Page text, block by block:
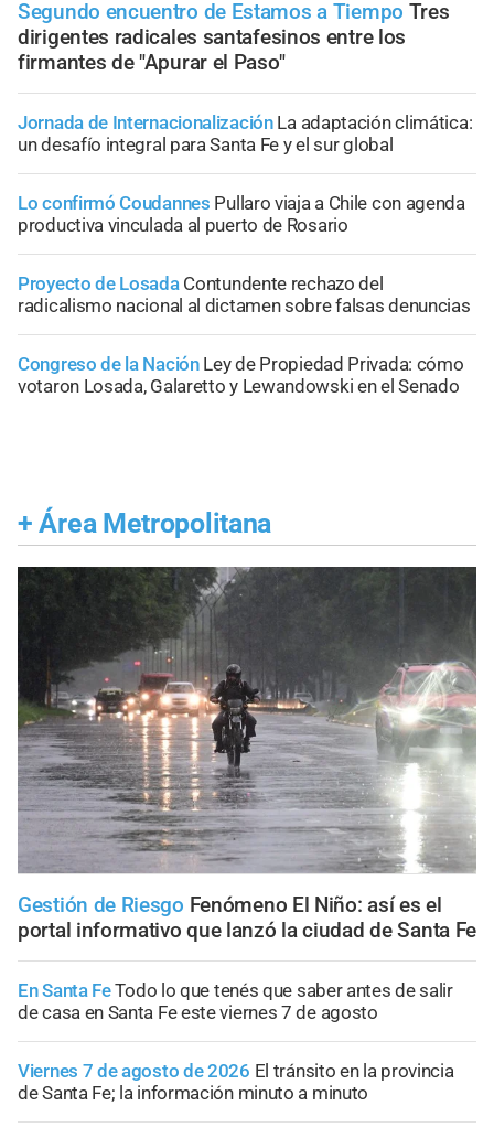
Segundo encuentro de Estamos a Tiempo Tres
dirigentes radicales santafesinos entre los
firmantes de "Apurar el Paso"
Jornada de Internacionalización La adaptación climática:
un desafío integral para Santa Fe y el sur global
Lo confirmó Coudannes Pullaro viaja a Chile con agenda
productiva vinculada al puerto de Rosario
Proyecto de Losada Contundente rechazo del
radicalismo nacional al dictamen sobre falsas denuncias
Congreso de la Nación Ley de Propiedad Privada: cómo
votaron Losada, Galaretto y Lewandowski en el Senado
+ Área Metropolitana
Gestión de Riesgo Fenómeno El Niño: así es el
portal informativo que lanzó la ciudad de Santa Fe
En Santa FeTodo lo que tenés que saber antes de salir
de casa en Santa Fe este viernes 7 de agosto
Viernes 7 de agosto de 2026 El tránsito en la provincia
de Santa Fe; la información minuto a minuto